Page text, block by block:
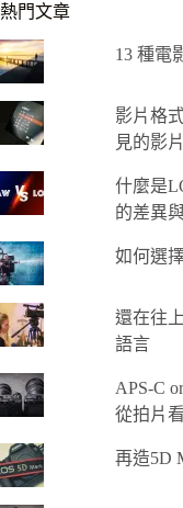
熱門文章
13 種電
影片格
見的影
什麼是
的差異
如何選
還在往
語言
APS-C
從拍片
再造5D